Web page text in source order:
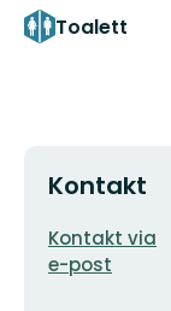
Toalett
Kontakt
E-
postadress
Kontakt via
e-post